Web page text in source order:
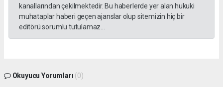
kanallarından çekilmektedir. Bu haberlerde yer alan hukuki
muhataplar haberi geçen ajanslar olup sitemizin hiç bir
editörü sorumlu tutulamaz...
Okuyucu Yorumları (0)